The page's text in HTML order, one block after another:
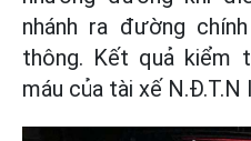
nhánh ra đường
thông. Kết quả kiểm
máu của tài xế